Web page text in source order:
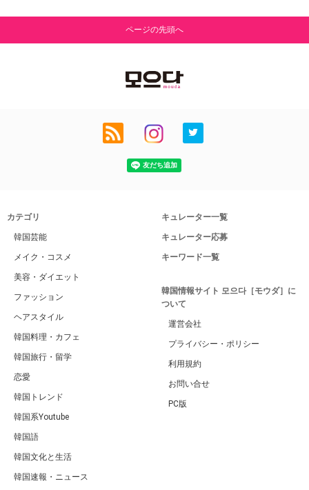
ページの先頭へ
カテゴリ
韓国芸能
メイク・コスメ
美容・ダイエット
ファッション
ヘアスタイル
韓国料理・カフェ
韓国旅行・留学
恋愛
韓国トレンド
韓国系Youtube
韓国語
韓国文化と生活
韓国速報・ニュース
キュレーター一覧
キュレーター応募
キーワード一覧
韓国情報サイト 모으다［モウダ］に
ついて
運営会社
プライバシー・ポリシー
利用規約
お問い合せ
PC版